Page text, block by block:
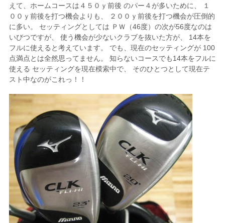
えて、ホームコースは４５０ｙ前後 のパー４が多いために、 １
００ｙ前後を打つ機会よりも、 ２００ｙ前後を打つ機会が圧倒的
に多い。 セッティングとしては ＰＷ（46度）の次が56度なのは
いびつですが、 使う機会が少ないクラブを抜いた方が、 14本を
フルに使えると考えています。 でも、現在のセッティングが 100
点満点とは全然思ってません。 知らないコースでも14本をフルに
使える セッティングを現在模索中で、 そのひとつとして現在テ
スト中なのがこれっ！！